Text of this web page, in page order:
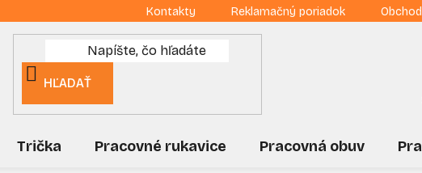
Kontakty Reklamačný poriadok
HĽADAŤ
Trička Pracovné rukavice Pracovná obuv